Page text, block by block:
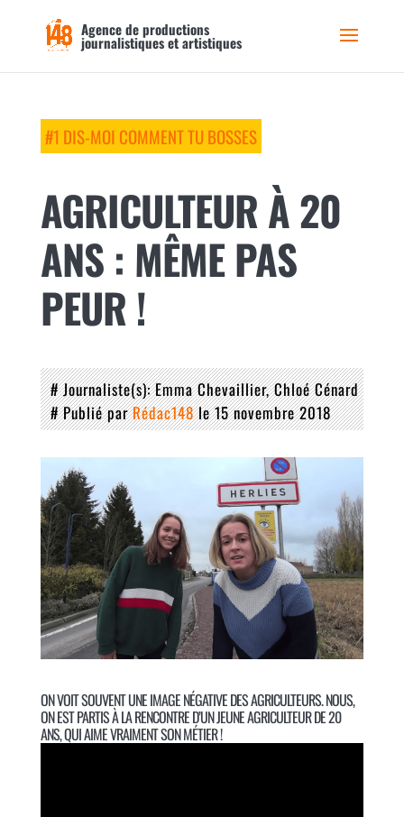
Agence de productions
journalistiques et artistiques
#1 DIS-MOI COMMENT TU BOSSES
AGRICULTEUR À 20
ANS : MÊME PAS
PEUR !
# Journaliste(s) Emma Chevaillier Chloé Cénard
# Publié parRédac148le 15 novembre 2018
ON VOIT SOUVENT UNE IMAGE NÉGATIVE DES AGRICULTEURS. NOUS,
ON EST PARTIS À LA RENCONTRE D’UN JEUNE AGRICULTEUR DE 20
ANS, QUI AIME VRAIMENT SON MÉTIER !